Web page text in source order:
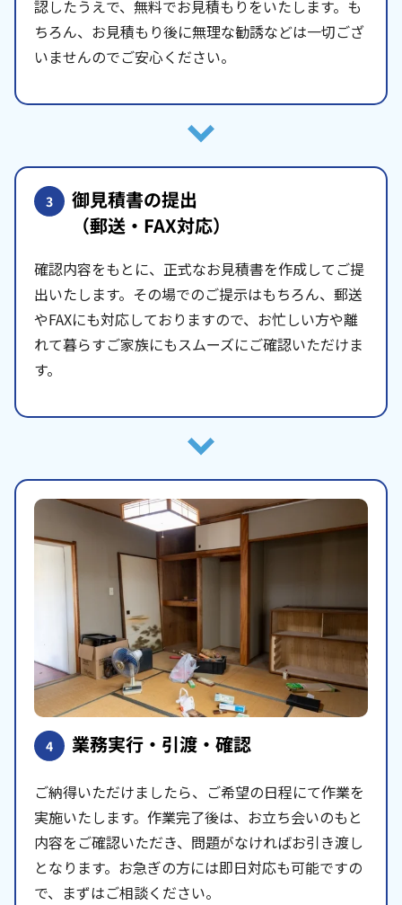
認したうえで、無料でお見積もりをいたします。も
ちろん、お見積もり後に無理な勧誘などは一切ござ
いませんのでご安心ください。
3 御見積書の提出
（郵送・FAX対応）
確認内容をもとに、正式なお見積書を作成してご提
出いたします。その場でのご提示はもちろん、郵送
やFAXにも対応しておりますので、お忙しい方や離
れて暮らすご家族にもスムーズにご確認いただけま
す。
4 業務実行・引渡・確認
ご納得いただけましたら、ご希望の日程にて作業を
実施いたします。作業完了後は、お立ち会いのもと
内容をご確認いただき、問題がなければお引き渡し
となります。お急ぎの方には即日対応も可能ですの
で、まずはご相談ください。